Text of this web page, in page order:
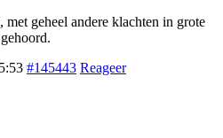
geheel andere klachten in grote
#145443 Reageer